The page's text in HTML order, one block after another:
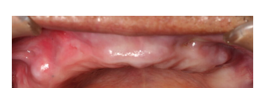
設備紹介
求人情報